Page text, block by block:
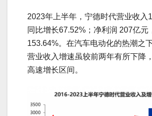
2023年上半年，宁德时代营业收入
同比增长67.52%；净利润 207亿元
153.64%。在汽车电动化的热潮之
营业收入增速虽较前两年有所下降
高速增长区间。